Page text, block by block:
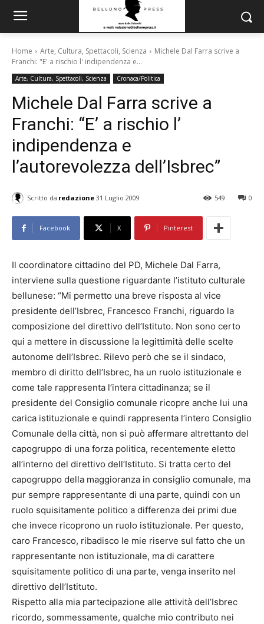
Home Arte, Cultura, Spettacoli, Scienza
Michele Dal Farra scrive a
Franchi: "E' a rischio l' indipendenza e...
Arte, Cultura, Spettacoli, Scienza Cronaca/Politica
Michele Dal Farra scrive a
Franchi: “E’ a rischio l’
indipendenza e
l’autorevolezza dell’Isbrec”
Scritto da redazione 31 Luglio 2009 0
549
Facebook X Pinterest
Il coordinatore cittadino del PD, Michele Dal Farra,
interviene sulla questione riguardante l’istituto culturale
bellunese: “Mi permetto una breve risposta al vice
presidente dell’Isbrec, Francesco Franchi, riguardo la
composizione del direttivo dell’Istituto. Non sono certo
qui a mettere in discussione la legittimità delle scelte
autonome dell’Isbrec. Rilevo però che se il sindaco,
membro di diritto dell’Isbrec, ha un ruolo istituzionale e
come tale rappresenta l’intera cittadinanza; se il
presidente del Consiglio comunale ricopre anche lui una
carica istituzionale e quindi rappresenta l’intero Consiglio
Comunale della città, non si può affermare altrettanto del
capogruppo di una forza politica, recentemente eletto
all’interno del direttivo dell’Istituto. Si tratta certo del
capogruppo della maggioranza in consiglio comunale, ma
pur sempre rappresentante di una parte, quindi con un
ruolo squisitamente politico a differenza dei primi due
che invece ricoprono un ruolo istituzionale. Per questo,
caro Francesco, ribadisco le mie riserve sul fatto che un
rappresentante non istituzionale, ma di carattere
squisitamente politico di una parte, venga inserito nel
direttivo dell’Istituto.
Rispetto alla mia partecipazione alle attività dell’Isbrec
ricordo, sommessamente, qualche mio contributo nei